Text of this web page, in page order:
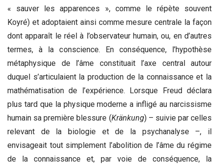
« sauver les apparences », comme le répète souvent
Koyré) et adoptaient ainsi comme mesure centrale la façon
dont apparaît le réel à l’observateur humain, ou, en d’autres
termes, à la conscience. En conséquence, l’hypothèse
métaphysique de l’âme constituait l’axe central autour
duquel s’articulaient la production de la connaissance et la
mathématisation de l’expérience. Lorsque Freud déclara
plus tard que la physique moderne a infligé au narcissisme
humain sa première blessure (Kränkung) – suivie par celles
relevant de la biologie et de la psychanalyse –, il
envisageait tout simplement l’abolition de l’âme du régime
de la connaissance et, par voie de conséquence, la